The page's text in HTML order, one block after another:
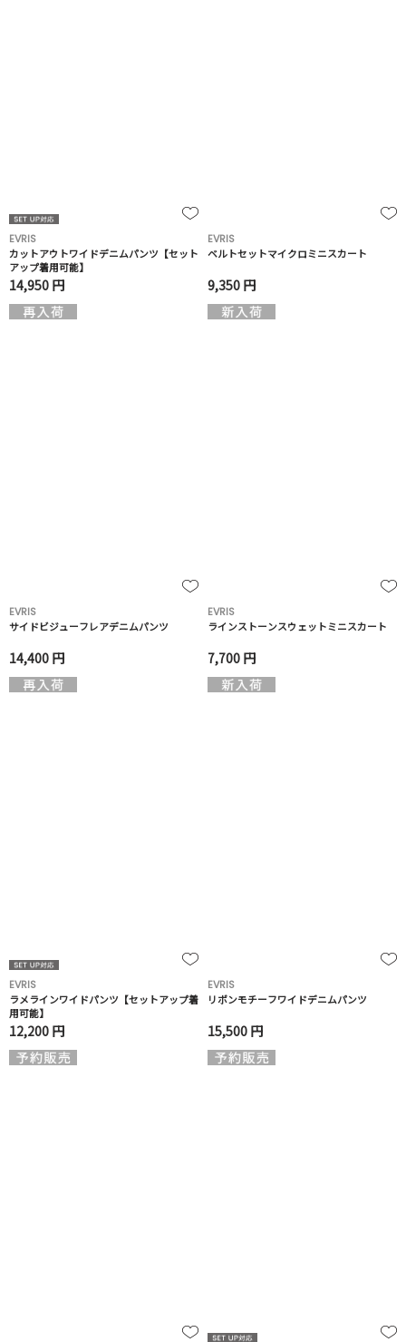
EVRIS
カットアウトワイドデニムパンツ【セット
アップ着用可能】
14,950 円
EVRIS
ベルトセットマイクロミニスカート
9,350 円
EVRIS
サイドビジューフレアデニムパンツ
14,400 円
EVRIS
ラインストーンスウェットミニスカート
7,700 円
EVRIS
ラメラインワイドパンツ【セットアップ着
用可能】
12,200 円
EVRIS
リボンモチーフワイドデニムパンツ
15,500 円